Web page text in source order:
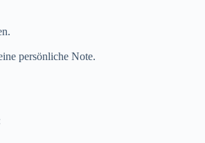
persönliche Note.